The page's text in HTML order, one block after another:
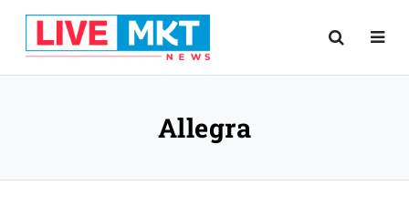
Allegra